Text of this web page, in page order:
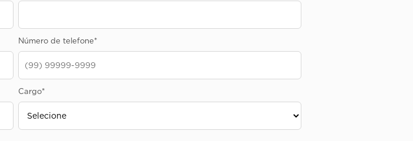
Número de telefone*
Cargo*